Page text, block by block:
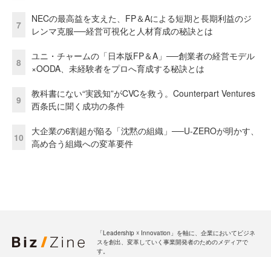
7
NECの最高益を支えた、FP＆Aによる短期と長期利益のジ
レンマ克服──経営可視化と人材育成の秘訣とは
8
ユニ・チャームの「日本版FP＆A」──創業者の経営モデル
×OODA、未経験者をプロへ育成する秘訣とは
9
教科書にない“実践知”がCVCを救う。Counterpart Ventures
西条氏に聞く成功の条件
10
大企業の6割超が陥る「沈黙の組織」──U-ZEROが明かす、
高め合う組織への変革要件
「Leadership ☓ Innovation」を軸に、企業においてビジネ
スを創出、変革していく事業開発者のためのメディアで
す。